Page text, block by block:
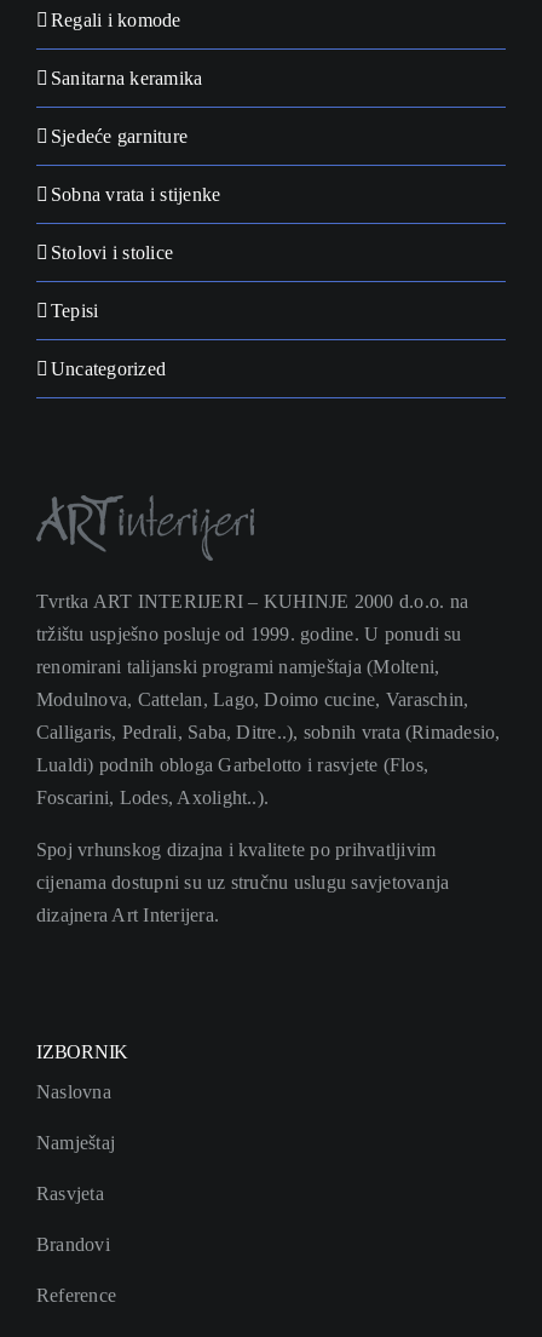
Regali i komode
Sanitarna keramika
Sjedeće garniture
Sobna vrata i stijenke
Stolovi i stolice
Tepisi
Uncategorized
Tvrtka ART INTERIJERI – KUHINJE 2000 d.o.o. na
tržištu uspješno posluje od 1999. godine. U ponudi su
renomirani talijanski programi namještaja (Molteni,
Modulnova, Cattelan, Lago, Doimo cucine, Varaschin,
Calligaris, Pedrali, Saba, Ditre..), sobnih vrata (Rimadesio,
Lualdi) podnih obloga Garbelotto i rasvjete (Flos,
Foscarini, Lodes, Axolight..).
Spoj vrhunskog dizajna i kvalitete po prihvatljivim
cijenama dostupni su uz stručnu uslugu savjetovanja
dizajnera Art Interijera.
IZBORNIK
Naslovna
Namještaj
Rasvjeta
Brandovi
Reference